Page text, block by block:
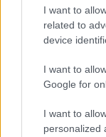
I want to
related to
device
I want to
Google for
I want to
personalized
„Orbán a
rövid pórázon
tömegeket 23-
2025.10.20. Kiss